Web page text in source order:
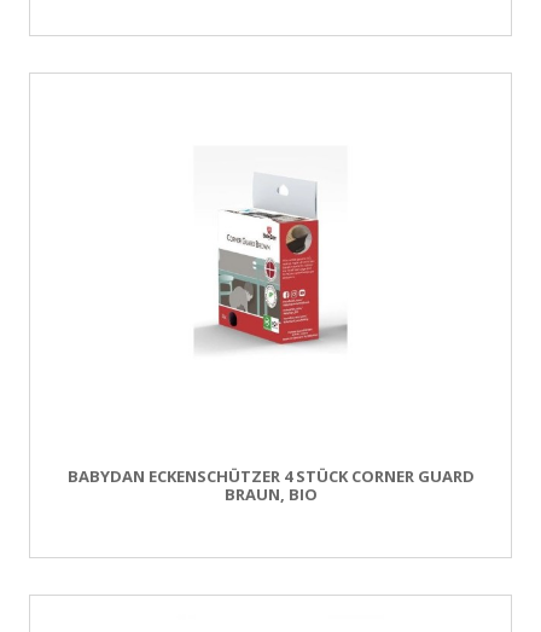
BABYDAN ECKENSCHÜTZER 4 STÜCK CORNER GUARD
BRAUN, BIO